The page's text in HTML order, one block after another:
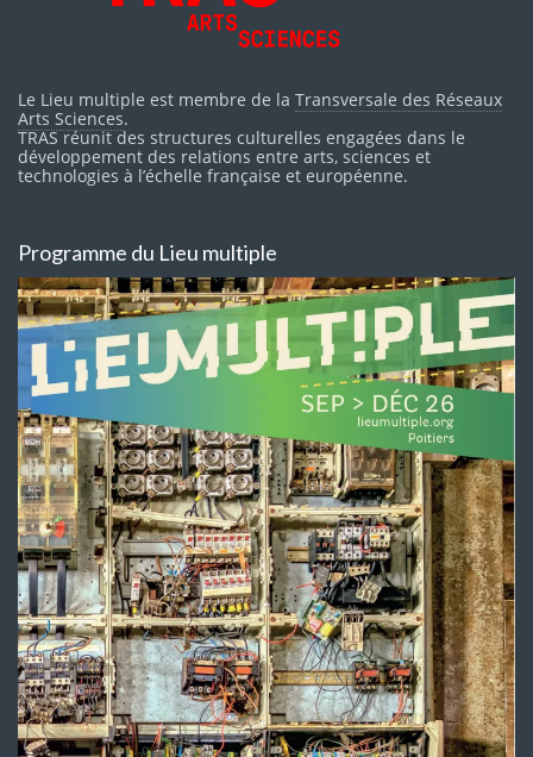
Le Lieu multiple est membre de la Transversale des Réseaux
Arts Sciences.
TRAS réunit des structures culturelles engagées dans le
développement des relations entre arts, sciences et
technologies à l’échelle française et européenne.
Programme du Lieu multiple